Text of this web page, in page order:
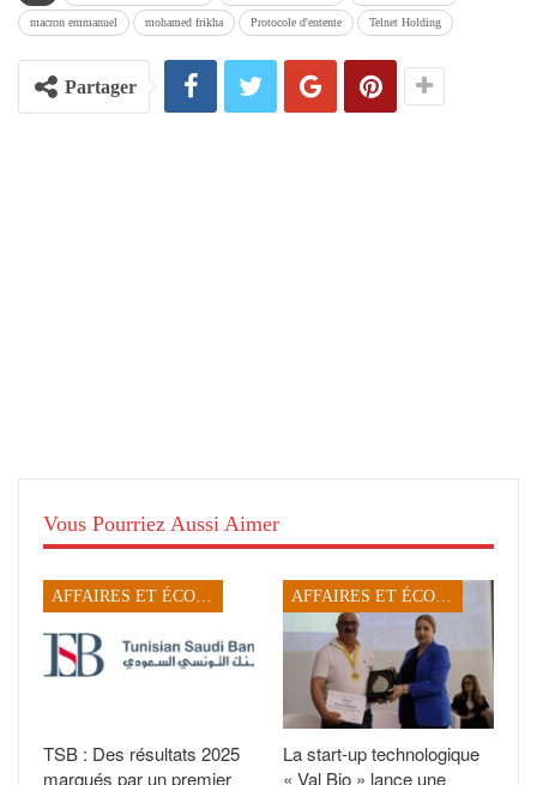
macron emmanuel mohamed frikha Protocole d'entente Telnet Holding
Partager
Vous Pourriez Aussi Aimer
AFFAIRES ET ÉCONOMIE
TSB : Des résultats 2025
marqués par un premier
AFFAIRES ET ÉCONOMIE
La start-up technologique
« Val Bio » lance une